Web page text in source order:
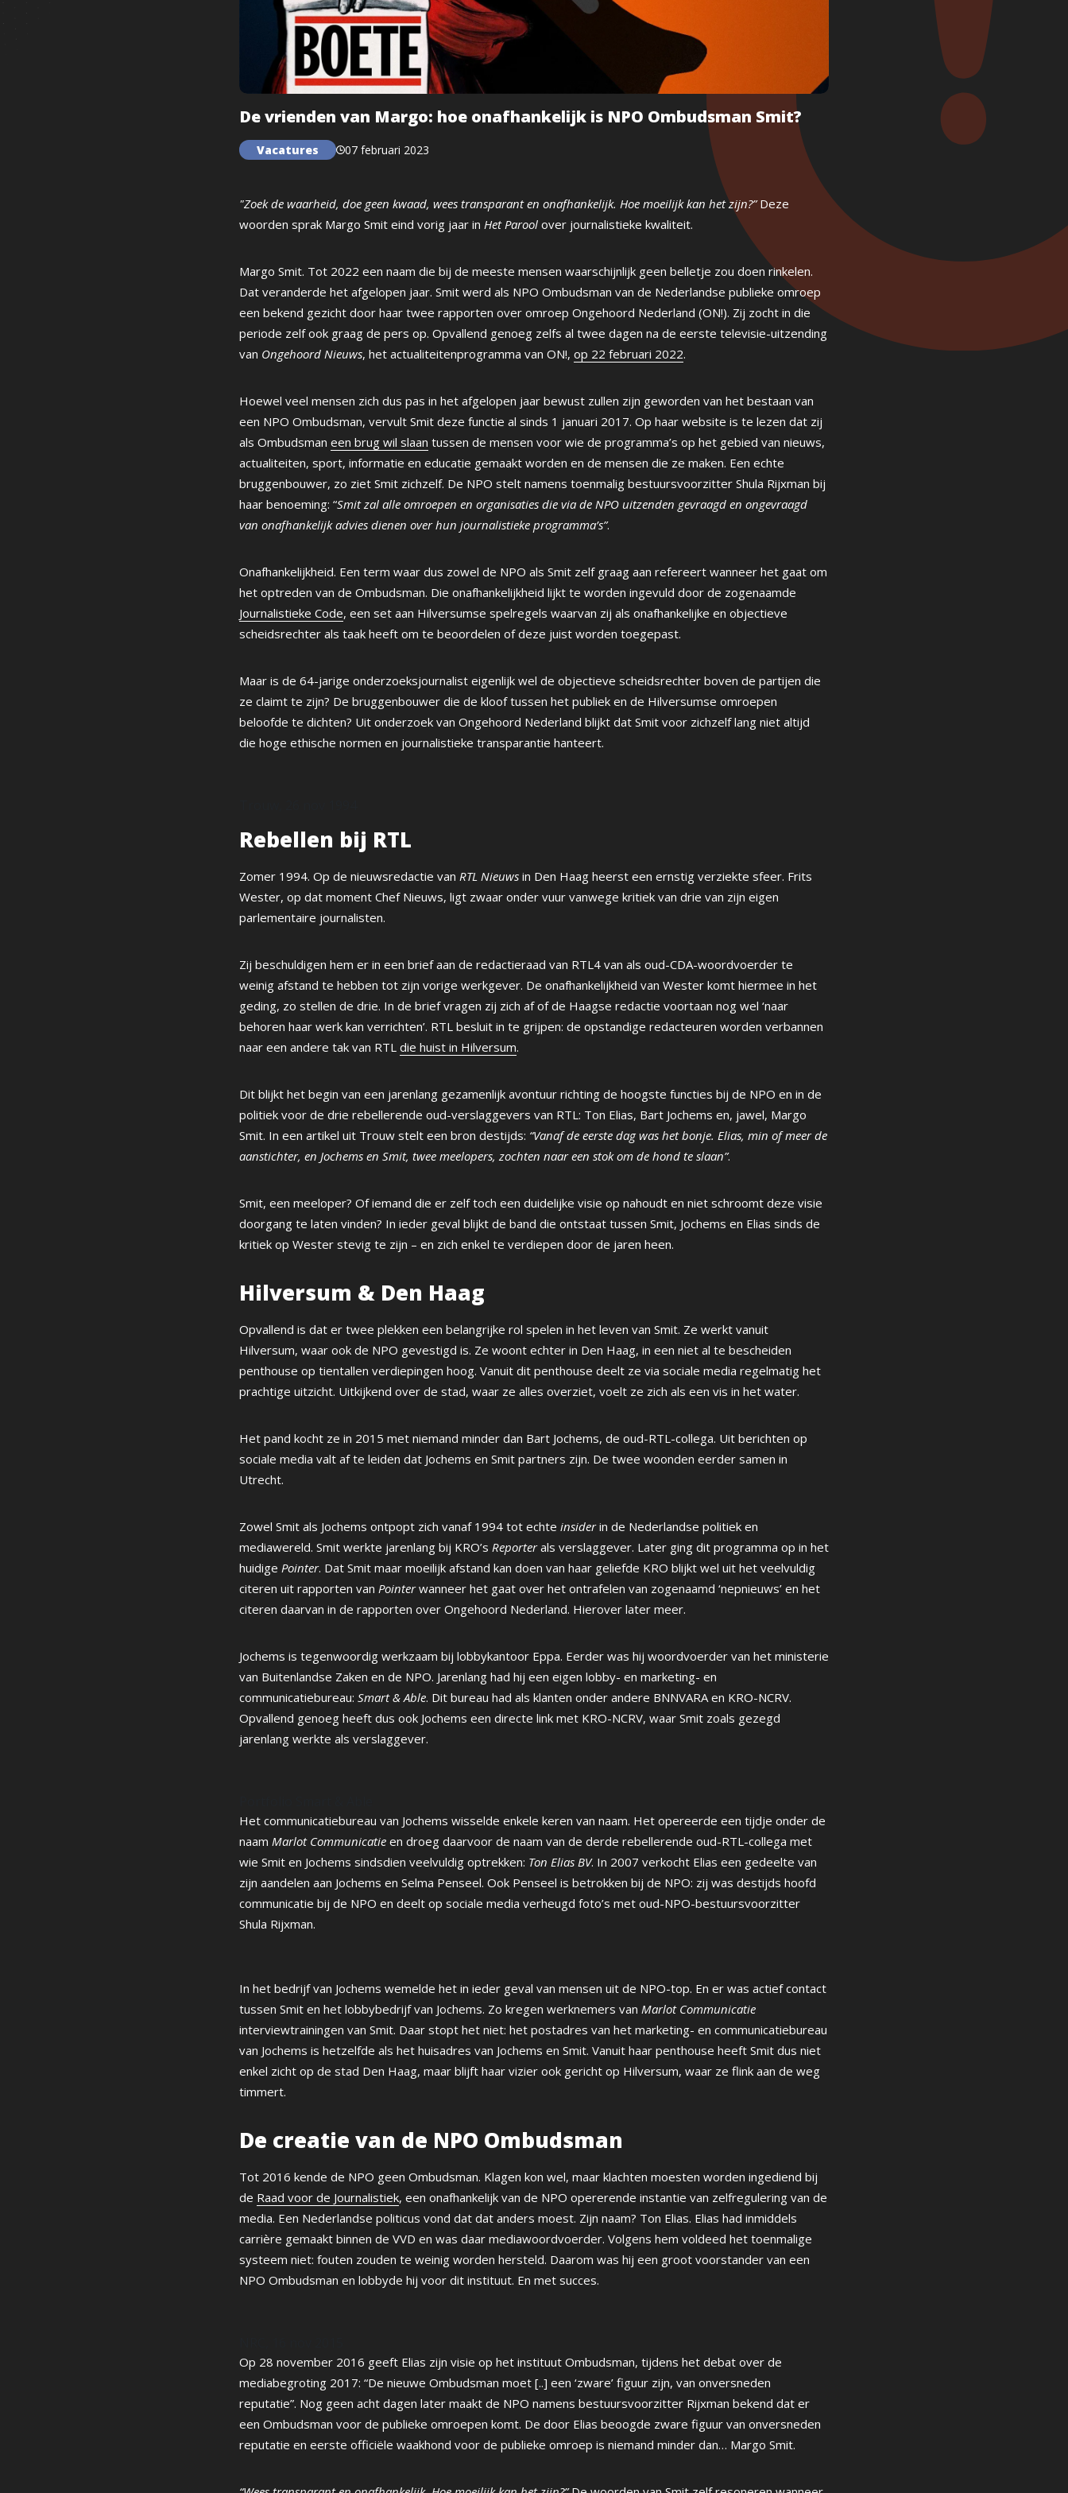
De vrienden van Margo: hoe onafhankelijk is NPO Ombudsman Smit?
Vacatures 07 februari 2023
"Zoek de waarheid, doe geen kwaad, wees transparant en onafhankelijk. Hoe moeilijk kan het zijn?”Deze
woorden sprak Margo Smit eind vorig jaar in Het Parool over journalistieke kwaliteit.
Margo Smit. Tot 2022 een naam die bij de meeste mensen waarschijnlijk geen belletje zou doen rinkelen.
Dat veranderde het afgelopen jaar. Smit werd als NPO Ombudsman van de Nederlandse publieke omroep
een bekend gezicht door haar twee rapporten over omroep Ongehoord Nederland (ON!). Zij zocht in die
periode zelf ook graag de pers op. Opvallend genoeg zelfs al twee dagen na de eerste televisie-uitzending
van Ongehoord Nieuws, het actualiteitenprogramma van ON!, op 22 februari 2022.
Hoewel veel mensen zich dus pas in het afgelopen jaar bewust zullen zijn geworden van het bestaan van
een NPO Ombudsman, vervult Smit deze functie al sinds 1 januari 2017. Op haar website is te lezen dat zij
als Ombudsman een brug wil slaan tussen de mensen voor wie de programma’s op het gebied van nieuws,
actualiteiten, sport, informatie en educatie gemaakt worden en de mensen die ze maken. Een echte
bruggenbouwer, zo ziet Smit zichzelf. De NPO stelt namens toenmalig bestuursvoorzitter Shula Rijxman bij
haar benoeming: “Smit zal alle omroepen en organisaties die via de NPO uitzenden gevraagd en ongevraagd
van onafhankelijk advies dienen over hun journalistieke programma’s”.
Onafhankelijkheid. Een term waar dus zowel de NPO als Smit zelf graag aan refereert wanneer het gaat om
het optreden van de Ombudsman. Die onafhankelijkheid lijkt te worden ingevuld door de zogenaamde
Journalistieke Code, een set aan Hilversumse spelregels waarvan zij als onafhankelijke en objectieve
scheidsrechter als taak heeft om te beoordelen of deze juist worden toegepast.
Maar is de 64-jarige onderzoeksjournalist eigenlijk wel de objectieve scheidsrechter boven de partijen die
ze claimt te zijn? De bruggenbouwer die de kloof tussen het publiek en de Hilversumse omroepen
beloofde te dichten? Uit onderzoek van Ongehoord Nederland blijkt dat Smit voor zichzelf lang niet altijd
die hoge ethische normen en journalistieke transparantie hanteert.
Rebellen bij RTL
Zomer 1994. Op de nieuwsredactie van RTL Nieuws in Den Haag heerst een ernstig verziekte sfeer. Frits
Wester, op dat moment Chef Nieuws, ligt zwaar onder vuur vanwege kritiek van drie van zijn eigen
parlementaire journalisten.
Zij beschuldigen hem er in een brief aan de redactieraad van RTL4 van als oud-CDA-woordvoerder te
weinig afstand te hebben tot zijn vorige werkgever. De onafhankelijkheid van Wester komt hiermee in het
geding, zo stellen de drie. In de brief vragen zij zich af of de Haagse redactie voortaan nog wel ‘naar
behoren haar werk kan verrichten’. RTL besluit in te grijpen: de opstandige redacteuren worden verbannen
naar een andere tak van RTL die huist in Hilversum.
Dit blijkt het begin van een jarenlang gezamenlijk avontuur richting de hoogste functies bij de NPO en in de
politiek voor de drie rebellerende oud-verslaggevers van RTL: Ton Elias, Bart Jochems en, jawel, Margo
Smit. In een artikel uit Trouw stelt een bron destijds: “Vanaf de eerste dag was het bonje. Elias, min of meer de
aanstichter, en Jochems en Smit, twee meelopers, zochten naar een stok om de hond te slaan”.
Smit, een meeloper? Of iemand die er zelf toch een duidelijke visie op nahoudt en niet schroomt deze visie
doorgang te laten vinden? In ieder geval blijkt de band die ontstaat tussen Smit, Jochems en Elias sinds de
kritiek op Wester stevig te zijn – en zich enkel te verdiepen door de jaren heen.
Hilversum & Den Haag
Opvallend is dat er twee plekken een belangrijke rol spelen in het leven van Smit. Ze werkt vanuit
Hilversum, waar ook de NPO gevestigd is. Ze woont echter in Den Haag, in een niet al te bescheiden
penthouse op tientallen verdiepingen hoog. Vanuit dit penthouse deelt ze via sociale media regelmatig het
prachtige uitzicht. Uitkijkend over de stad, waar ze alles overziet, voelt ze zich als een vis in het water.
Het pand kocht ze in 2015 met niemand minder dan Bart Jochems, de oud-RTL-collega. Uit berichten op
sociale media valt af te leiden dat Jochems en Smit partners zijn. De twee woonden eerder samen in
Utrecht.
Zowel Smit als Jochems ontpopt zich vanaf 1994 tot echte insiderin de Nederlandse politiek en
mediawereld. Smit werkte jarenlang bij KRO’s Reporterals verslaggever. Later ging dit programma op in het
huidige Pointer. Dat Smit maar moeilijk afstand kan doen van haar geliefde KRO blijkt wel uit het veelvuldig
citeren uit rapporten van Pointerwanneer het gaat over het ontrafelen van zogenaamd ‘nepnieuws’ en het
citeren daarvan in de rapporten over Ongehoord Nederland. Hierover later meer.
Jochems is tegenwoordig werkzaam bij lobbykantoor Eppa. Eerder was hij woordvoerder van het ministerie
van Buitenlandse Zaken en de NPO. Jarenlang had hij een eigen lobby- en marketing- en
communicatiebureau: Smart & Able. Dit bureau had als klanten onder andere BNNVARA en KRO-NCRV.
Opvallend genoeg heeft dus ook Jochems een directe link met KRO-NCRV, waar Smit zoals gezegd
jarenlang werkte als verslaggever.
Het communicatiebureau van Jochems wisselde enkele keren van naam. Het opereerde een tijdje onder de
naam Marlot Communicatie en droeg daarvoor de naam van de derde rebellerende oud-RTL-collega met
wie Smit en Jochems sindsdien veelvuldig optrekken: Ton Elias BV. In 2007 verkocht Elias een gedeelte van
zijn aandelen aan Jochems en Selma Penseel. Ook Penseel is betrokken bij de NPO: zij was destijds hoofd
communicatie bij de NPO en deelt op sociale media verheugd foto’s met oud-NPO-bestuursvoorzitter
Shula Rijxman.
In het bedrijf van Jochems wemelde het in ieder geval van mensen uit de NPO-top. En er was actief contact
tussen Smit en het lobbybedrijf van Jochems. Zo kregen werknemers van Marlot Communicatie
interviewtrainingen van Smit. Daar stopt het niet: het postadres van het marketing- en communicatiebureau
van Jochems is hetzelfde als het huisadres van Jochems en Smit. Vanuit haar penthouse heeft Smit dus niet
enkel zicht op de stad Den Haag, maar blijft haar vizier ook gericht op Hilversum, waar ze flink aan de weg
timmert.
De creatie van de NPO Ombudsman
Tot 2016 kende de NPO geen Ombudsman. Klagen kon wel, maar klachten moesten worden ingediend bij
de Raad voor de Journalistiek, een onafhankelijk van de NPO opererende instantie van zelfregulering van de
media. Een Nederlandse politicus vond dat dat anders moest. Zijn naam? Ton Elias. Elias had inmiddels
carrière gemaakt binnen de VVD en was daar mediawoordvoerder. Volgens hem voldeed het toenmalige
systeem niet: fouten zouden te weinig worden hersteld. Daarom was hij een groot voorstander van een
NPO Ombudsman en lobbyde hij voor dit instituut. En met succes.
Op 28 november 2016 geeft Elias zijn visie op het instituut Ombudsman, tijdens het debat over de
mediabegroting 2017: “De nieuwe Ombudsman moet [..] een ‘zware’ figuur zijn, van onversneden
reputatie”. Nog geen acht dagen later maakt de NPO namens bestuursvoorzitter Rijxman bekend dat er
een Ombudsman voor de publieke omroepen komt. De door Elias beoogde zware figuur van onversneden
reputatie en eerste officiële waakhond voor de publieke omroep is niemand minder dan… Margo Smit.